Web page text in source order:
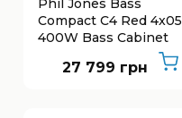
Phil Jones Bass
Compact C4 Red 4x05
400W Bass Cabinet
27 799 грн